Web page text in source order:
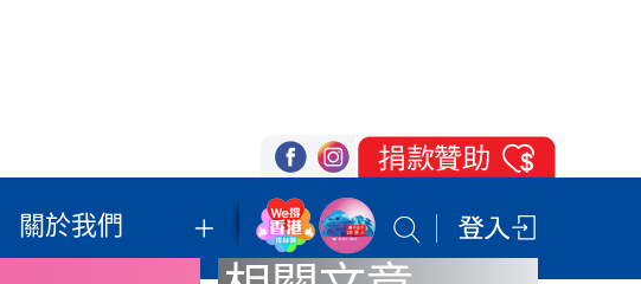
關於我們 我們的立場 登記支持 聯絡我們